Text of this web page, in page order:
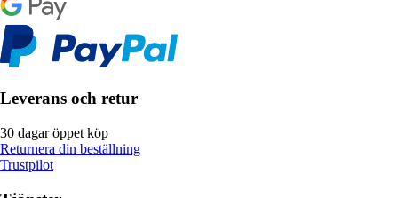
Leverans och retur
30 dagar öppet köp
Returnera din beställning
Trustpilot